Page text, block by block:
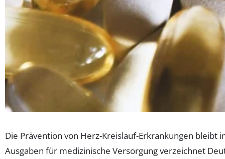
Die Prävention von Herz-Kreislauf-Erkrankungen
Ausgaben für medizinische Versorgung verzeichnet